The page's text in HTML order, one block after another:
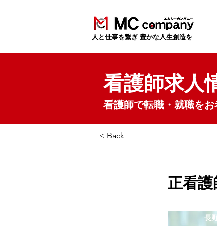
​人と仕事を繋ぎ 豊かな人生創造を
看護師求人
看護師で転職・就職を
< Back
正看護
長